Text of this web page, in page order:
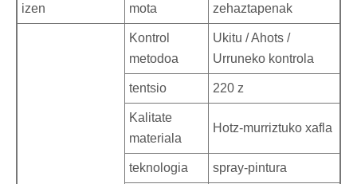
izen mota zehaztapenak
Kontrol
metodoa
Ukitu / Ahots /
Urruneko kontrola
tentsio 220 z
Kalitate
materiala
Hotz-murriztuko xafla
teknologia spray-pintura